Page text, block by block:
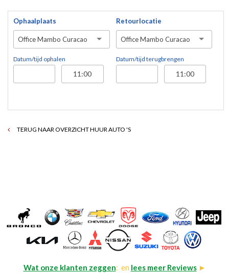
Ophaalplaats
Office Mambo Curacao
Datum/tijd ophalen
Retourlocatie
Office Mambo Curacao
Datum/tijd terugbrengen
TERUG NAAR OVERZICHT HUUR AUTO 'S
Wat onze klanten zeggen: en lees meer Reviews►